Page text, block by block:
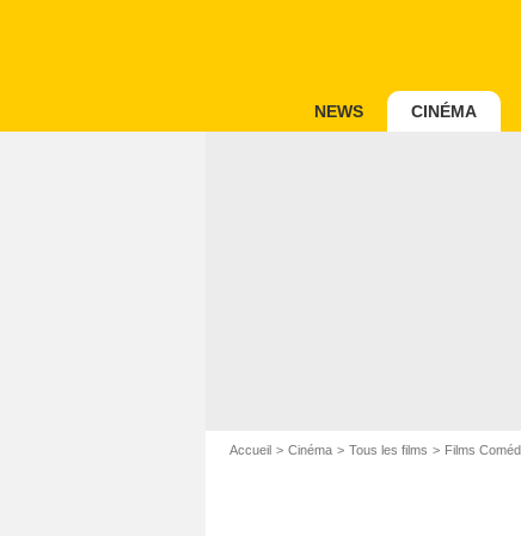
NEWS CINÉMA
Accueil Cinéma Tous les films Films